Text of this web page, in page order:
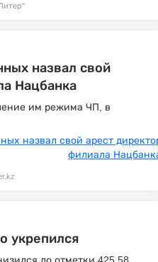
назвал свой
Нацбанка
им режима ЧП, в
укрепился